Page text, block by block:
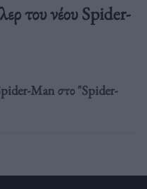
του νέου Spider-
Man στο "Spider-